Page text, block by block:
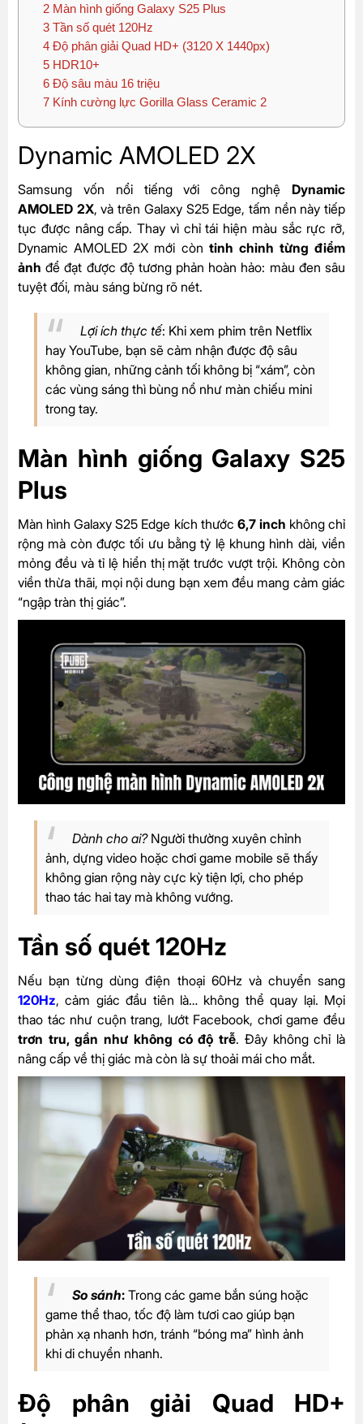
2 Màn hình giống Galaxy S25 Plus
3 Tần số quét 120Hz
4 Độ phân giải Quad HD+ (3120 X 1440px)
5 HDR10+
6 Độ sâu màu 16 triệu
7 Kính cường lực Gorilla Glass Ceramic 2
Dynamic AMOLED 2X
Samsung vốn nổi tiếng với công nghệ Dynamic
AMOLED 2X, và trên Galaxy S25 Edge, tấm nền này tiếp
tục được nâng cấp. Thay vì chỉ tái hiện màu sắc rực rỡ,
Dynamic AMOLED 2X mới còn tinh chỉnh từng điểm
ảnh để đạt được độ tương phản hoàn hảo: màu đen sâu
tuyệt đối, màu sáng bừng rõ nét.
Lợi ích thực tế: Khi xem phim trên Netflix
hay YouTube, bạn sẽ cảm nhận được độ sâu
không gian, những cảnh tối không bị “xám”, còn
các vùng sáng thì bùng nổ như màn chiếu mini
trong tay.
Màn hình giống Galaxy S25
Plus
Màn hình Galaxy S25 Edge kích thước 6,7 inch không chỉ
rộng mà còn được tối ưu bằng tỷ lệ khung hình dài, viền
mỏng đều và tỉ lệ hiển thị mặt trước vượt trội. Không còn
viền thừa thãi, mọi nội dung bạn xem đều mang cảm giác
“ngập tràn thị giác”.
Dành cho ai?Người thường xuyên chỉnh
ảnh, dựng video hoặc chơi game mobile sẽ thấy
không gian rộng này cực kỳ tiện lợi, cho phép
thao tác hai tay mà không vướng.
Tần số quét 120Hz
Nếu bạn từng dùng điện thoại 60Hz và chuyển sang
120Hz, cảm giác đầu tiên là… không thể quay lại. Mọi
thao tác như cuộn trang, lướt Facebook, chơi game đều
trơn tru, gần như không có độ trễ. Đây không chỉ là
nâng cấp về thị giác mà còn là sự thoải mái cho mắt.
So sánh: Trong các game bắn súng hoặc
game thể thao, tốc độ làm tươi cao giúp bạn
phản xạ nhanh hơn, tránh “bóng ma” hình ảnh
khi di chuyển nhanh.
Độ phân giải Quad HD+